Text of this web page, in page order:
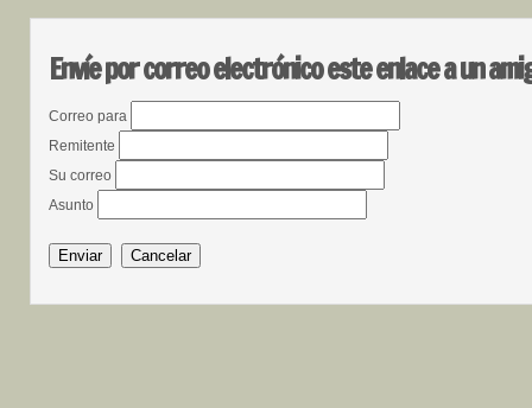
Envíe por correo electrónico este enlace a un
Correo para
Remitente
Su correo
Asunto
Enviar Cancelar